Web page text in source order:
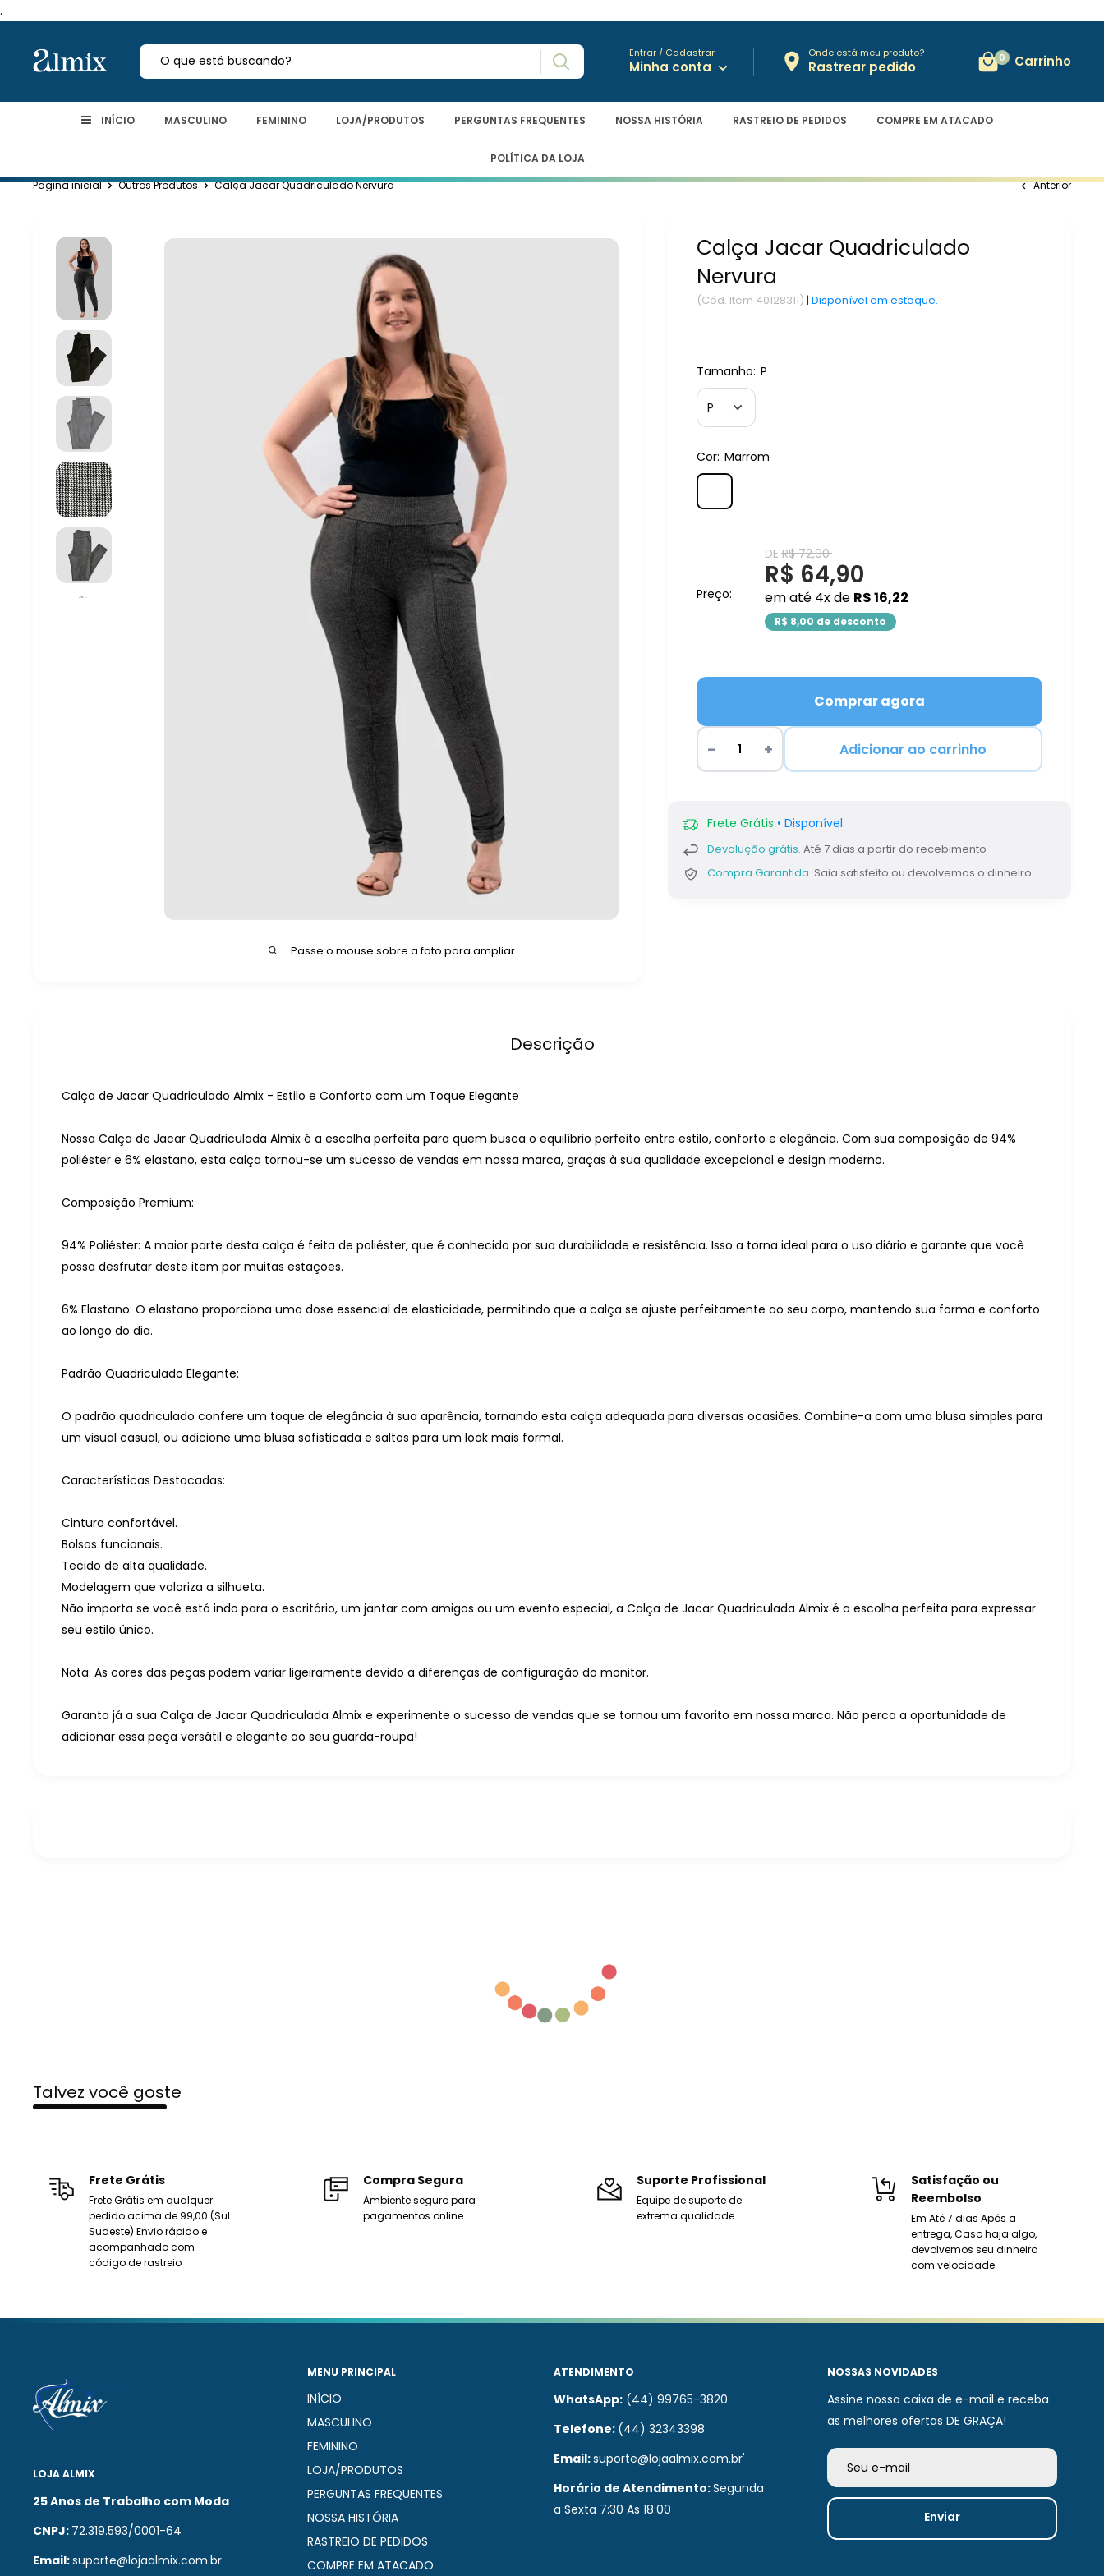
.
Entrar / Cadastrar
Minha conta
Onde está meu produto?
Rastrear pedido
0 Carrinho
INÍCIO MASCULINO FEMININO LOJA/PRODUTOS PERGUNTAS FREQUENTES NOSSA HISTÓRIA RASTREIO DE PEDIDOS COMPRE EM ATACADO
POLÍTICA DA LOJA
Pagina inicial
Outros Produtos Calça Jacar Quadriculado Nervura Anterior
Passe o mouse sobre a foto para ampliar
Calça Jacar Quadriculado
Nervura
(Cód. Item 40128311) |Disponível em estoque.
Tamanho: P
Cor: Marrom
Preço:
DETranslation
missing:
pt-
BR.product.general.regular_price
R$ 72,90
Translation
missing:
pt-
R$ 64,90
em até 4x de R$ 16,22
R$ 8,00 de desconto
Comprar agora
Adicionar ao carrinho
Frete Grátis • Disponível
Devolução grátis. Até 7 dias a partir do recebimento
Compra Garantida. Saia satisfeito ou devolvemos o dinheiro
Descrição
Calça de Jacar Quadriculado Almix - Estilo e Conforto com um Toque Elegante
Nossa Calça de Jacar Quadriculada Almix é a escolha perfeita para quem busca o equilíbrio perfeito entre estilo, conforto e elegância. Com sua composição de 94%
poliéster e 6% elastano, esta calça tornou-se um sucesso de vendas em nossa marca, graças à sua qualidade excepcional e design moderno.
Composição Premium:
94% Poliéster: A maior parte desta calça é feita de poliéster, que é conhecido por sua durabilidade e resistência. Isso a torna ideal para o uso diário e garante que você
possa desfrutar deste item por muitas estações.
6% Elastano: O elastano proporciona uma dose essencial de elasticidade, permitindo que a calça se ajuste perfeitamente ao seu corpo, mantendo sua forma e conforto
ao longo do dia.
Padrão Quadriculado Elegante:
O padrão quadriculado confere um toque de elegância à sua aparência, tornando esta calça adequada para diversas ocasiões. Combine-a com uma blusa simples para
um visual casual, ou adicione uma blusa sofisticada e saltos para um look mais formal.
Características Destacadas:
Cintura confortável.
Bolsos funcionais.
Tecido de alta qualidade.
Modelagem que valoriza a silhueta.
Não importa se você está indo para o escritório, um jantar com amigos ou um evento especial, a Calça de Jacar Quadriculada Almix é a escolha perfeita para expressar
seu estilo único.
Nota: As cores das peças podem variar ligeiramente devido a diferenças de configuração do monitor.
Garanta já a sua Calça de Jacar Quadriculada Almix e experimente o sucesso de vendas que se tornou um favorito em nossa marca. Não perca a oportunidade de
adicionar essa peça versátil e elegante ao seu guarda-roupa!
Talvez você goste
Frete Grátis
Frete Grátis em qualquer
pedido acima de 99,00 (Sul
Sudeste) Envio rápido e
acompanhado com
código de rastreio
Compra Segura
Ambiente seguro para
pagamentos online
Suporte Profissional
Equipe de suporte de
extrema qualidade
Satisfação ou
Reembolso
Em Até 7 dias Após a
entrega, Caso haja algo,
devolvemos seu dinheiro
com velocidade
LOJA ALMIX
25 Anos de Trabalho com Moda
CNPJ: 72.319.593/0001-64
Email:suporte@lojaalmix.com.br
MENU PRINCIPAL
INÍCIO
MASCULINO
FEMININO
LOJA/PRODUTOS
PERGUNTAS FREQUENTES
NOSSA HISTÓRIA
RASTREIO DE PEDIDOS
COMPRE EM ATACADO
ATENDIMENTO
WhatsApp:(44) 99765-3820
Telefone: (44) 32343398
Email:suporte@lojaalmix.com.br'
Horário de Atendimento:Segunda
a Sexta 7:30 As 18:00
NOSSAS NOVIDADES
Assine nossa caixa de e-mail e receba
as melhores ofertas DE GRAÇA!
Seu e-mail
Enviar